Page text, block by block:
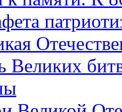
Великих